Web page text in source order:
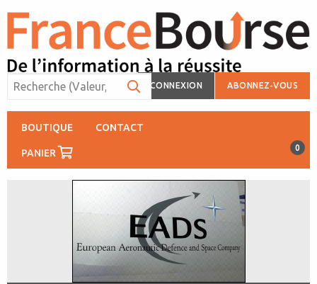
CONNEXION ABONNEZ-VOUS
BOUTIQUE CONTACT
PANIER 0